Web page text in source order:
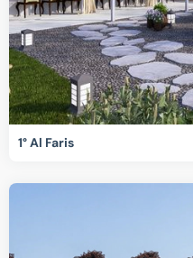
1° Al Faris